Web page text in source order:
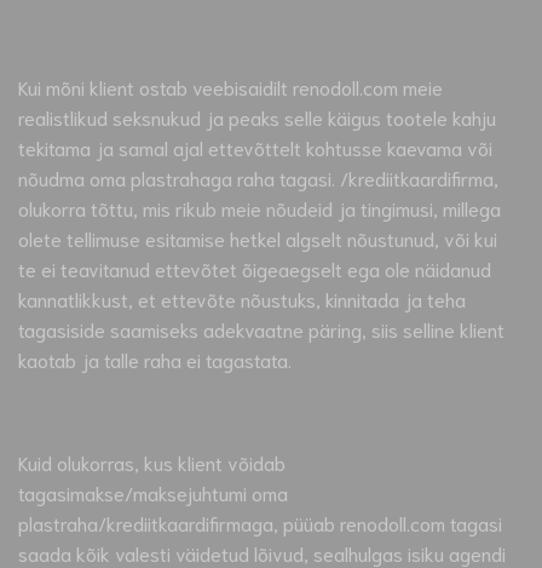
Kui mõni klient ostab veebisaidilt renodoll.com meie
realistlikud seksnukud ja peaks selle käigus tootele kahju
tekitama ja samal ajal ettevõttelt kohtusse kaevama või
nõudma oma plastrahaga raha tagasi. /krediitkaardifirma,
olukorra tõttu, mis rikub meie nõudeid ja tingimusi, millega
olete tellimuse esitamise hetkel algselt nõustunud, või kui
te ei teavitanud ettevõtet õigeaegselt ega ole näidanud
kannatlikkust, et ettevõte nõustuks, kinnitada ja teha
tagasiside saamiseks adekvaatne päring, siis selline klient
kaotab ja talle raha ei tagastata.
Kuid olukorras, kus klient võidab
tagasimakse/maksejuhtumi oma
plastraha/krediitkaardifirmaga, püüab renodoll.com tagasi
saada kõik valesti väidetud lõivud, sealhulgas isiku agendi